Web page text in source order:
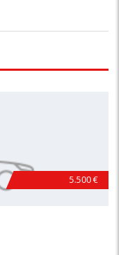
5.500 €